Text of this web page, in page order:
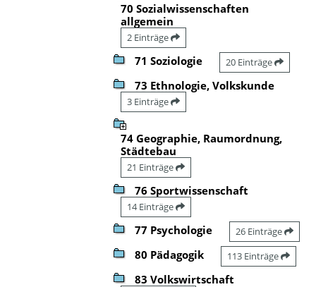
70 Sozialwissenschaften
allgemein
2 Einträge
71 Soziologie 20 Einträge
73 Ethnologie, Volkskunde
3 Einträge
74 Geographie, Raumordnung,
Städtebau
21 Einträge
76 Sportwissenschaft
14 Einträge
77 Psychologie 26 Einträge
80 Pädagogik 113 Einträge
83 Volkswirtschaft